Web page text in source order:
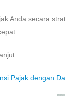
Anda secara
Pajak dengan